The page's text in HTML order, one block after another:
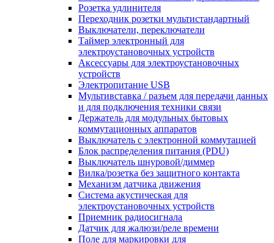
Розетка удлинителя
Переходник розетки мультистандартный
Выключатели, переключатели
Таймер электронный для
электроустановочных устройств
Аксессуары для электроустановочных
устройств
Электропитание USB
Мультивставка / разъем для передачи данных
и для подключения техники связи
Держатель для модульных бытовых
коммутационных аппаратов
Выключатель с электронной коммутацией
Блок распределения питания (PDU)
Выключатель шнуровой/диммер
Вилка/розетка без защитного контакта
Механизм датчика движения
Система акустическая для
электроустановочных устройств
Приемник радиосигнала
Датчик для жалюзи/реле времени
Поле для маркировки для